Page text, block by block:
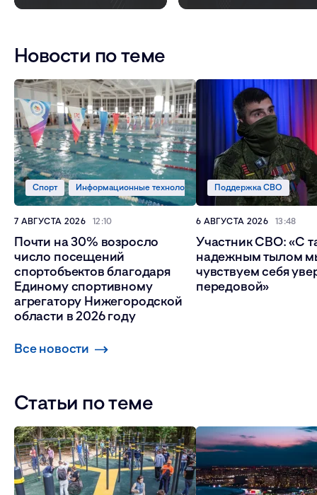
Новости по теме
Почти на 30% возросло
число посещений
спортобъектов благодаря
Единому спортивному
агрегатору Нижегородской
области в 2026 году
Спорт Информационные технологии
7 АВГУСТА 2026 12:10
Участник СВО: «С
надежным тылом
чувствуем себя
передовой»
Поддержка СВО
6 АВГУСТА 2026 13:48
Все новости
Статьи по теме